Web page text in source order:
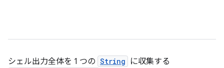
シェル出力全体を 1 つの String に収集する